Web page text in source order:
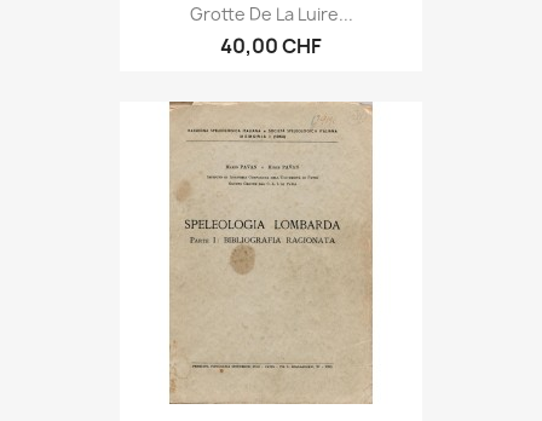
Grotte De La Luire...
40,00 CHF